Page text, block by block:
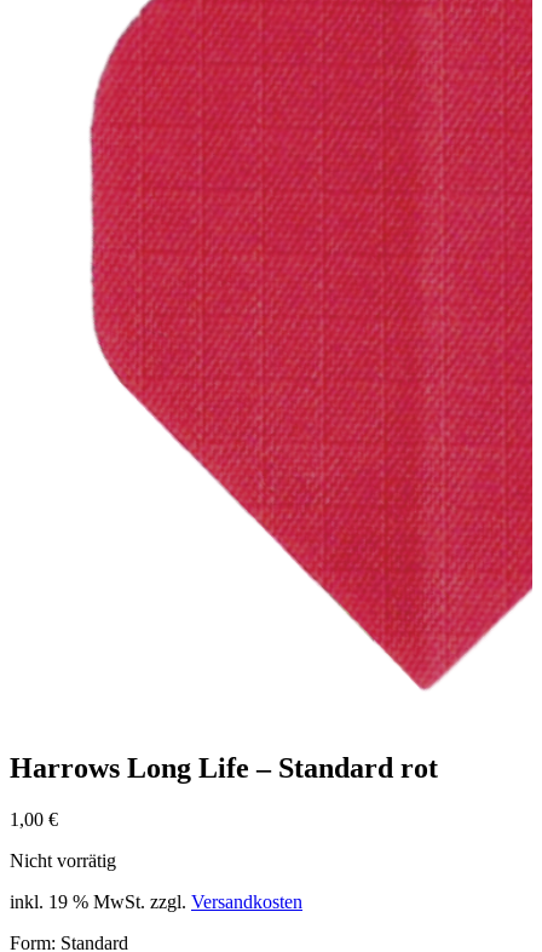
Harrows Long Life – Standard rot
1,00 €
Nicht vorrätig
inkl. 19 % MwSt. zzgl. Versandkosten
Form: Standard